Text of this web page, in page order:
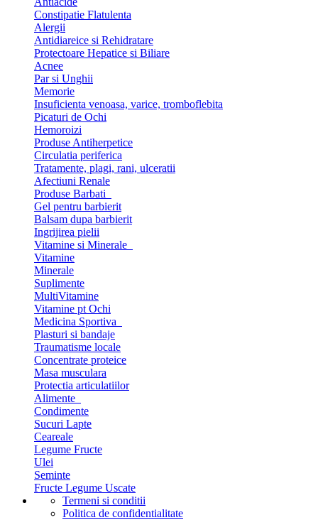
Constipatie Flatulenta
Alergii
Antidiareice si Rehidratare
Protectoare Hepatice si Biliare
Acnee
Par si Unghii
Memorie
Insuficienta venoasa, varice, tromboflebita
Picaturi de Ochi
Hemoroizi
Produse Antiherpetice
Circulatia periferica
Tratamente, plagi, rani, ulceratii
Afectiuni Renale
Produse Barbati
Gel pentru barbierit
Balsam dupa barbierit
Ingrijirea pielii
Vitamine si Minerale
Vitamine
Minerale
Suplimente
MultiVitamine
Vitamine pt Ochi
Medicina Sportiva
Plasturi si bandaje
Traumatisme locale
Concentrate proteice
Masa musculara
Protectia articulatiilor
Alimente
Condimente
Sucuri Lapte
Ceareale
Legume Fructe
Ulei
Seminte
Fructe Legume Uscate
Termeni si conditii
Politica de confidentialitate